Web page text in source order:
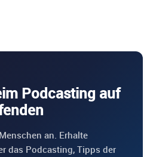
Podcasting auf
an. Erhalte
das Podcasting, Tipps der